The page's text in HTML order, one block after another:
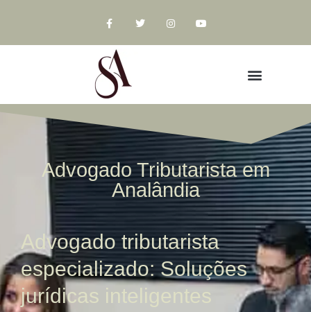
Advogado Tributarista em
Analândia
Advogado tributarista
especializado: Soluções
jurídicas inteligentes